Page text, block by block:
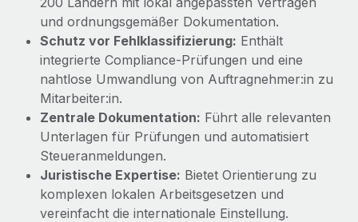
Auch im neuen Jahr wollen wir bei Remote Unternehmen
aller Größen dabei unterstützen, die beste...
Mehr erfahren
Wie Phiture 55 Mitarbeiter:innen in 19 Ländern
mit Remote verwaltet
Phiture ist der unumstrittene Marktführer im Bereich der
Wachstumsberatung für mobile Apps. Das...
Mehr erfahren
und ordnungsgemäßer Dokumentation.
Schutz vor Fehlklassifizierung: Enthält
integrierte Compliance-Prüfungen und eine
nahtlose Umwandlung von Auftragnehmer:in zu
Mitarbeiter:in.
Zentrale Dokumentation: Führt alle relevanten
Unterlagen für Prüfungen und automatisiert
Steueranmeldungen.
Juristische Expertise: Bietet Orientierung zu
komplexen lokalen Arbeitsgesetzen und
vereinfacht die internationale Einstellung.